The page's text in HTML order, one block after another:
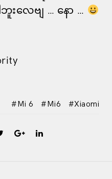
းလေဗျ … နော …
Mi 6 Mi6 Xiaomi